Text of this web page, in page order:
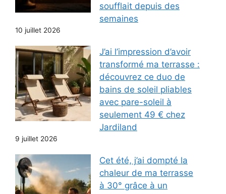
soufflait depuis des
semaines
10 juillet 2026
J’ai l’impression d’avoir
transformé ma terrasse :
découvrez ce duo de
bains de soleil pliables
avec pare-soleil à
seulement 49 € chez
Jardiland
9 juillet 2026
Cet été, j’ai dompté la
chaleur de ma terrasse
à 30° grâce à un